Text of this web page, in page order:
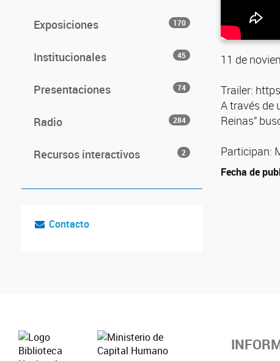
Exposiciones 170
Institucionales 45
Presentaciones 74
Radio 284
Recursos interactivos 2
Contacto
11 de
Trailer:
A través de
Reinas”
Participan:
Fecha de